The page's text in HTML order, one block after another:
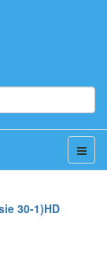
30-1)HD